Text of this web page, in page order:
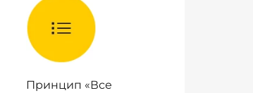
Принцип «Все